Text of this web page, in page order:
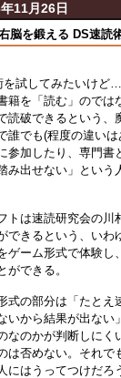
11月26日
脳を鍛える DS速読
を試してみたいけど
籍を「読む」のでは
読破できるという、
誰でも(程度の違い
参加したり、専門
み出せない」とい
トは速読研究会の川
できるという、いわ
ゲーム形式で体験し
ができる。
式の部分は「たとえ
いから結果が出な
なのかが判断しにく
は否めない。それで
にはうってつけだろ